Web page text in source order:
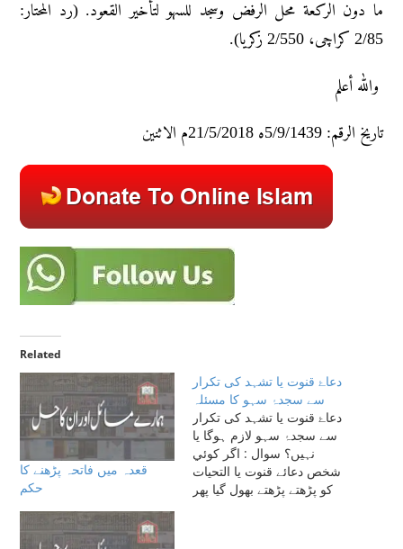
ما دون الرکعة محل الرفض وسجد للسهو لتأخیر القعود. (رد المحتار:
2/85 کراچی، 2/550 زکریا).
والله أعلم
تاريخ الرقم: 5/9/1439ه 21/5/2018م الاثنين
Related
قعدہ میں فاتحہ پڑھنے کا
حکم
دعاۓ قنوت یا تشہد کی تکرار
سے سجدۂ سہو کا مسئلہ
دعاۓ قنوت یا تشہد کی تکرار
سے سجدۂ سہو لازم ہوگا یا
نہیں؟ سوال : اگر کوئي
شخص دعائے قنوت یا التحیات
کو پڑھتے پڑھتے بھول گیا پھر